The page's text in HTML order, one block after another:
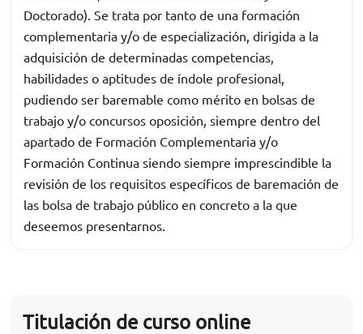
Doctorado). Se trata por tanto de una formación
complementaria y/o de especialización, dirigida a la
adquisición de determinadas competencias,
habilidades o aptitudes de índole profesional,
pudiendo ser baremable como mérito en bolsas de
trabajo y/o concursos oposición, siempre dentro del
apartado de Formación Complementaria y/o
Formación Continua siendo siempre imprescindible la
revisión de los requisitos específicos de baremación de
las bolsa de trabajo público en concreto a la que
deseemos presentarnos.
Titulación de curso online